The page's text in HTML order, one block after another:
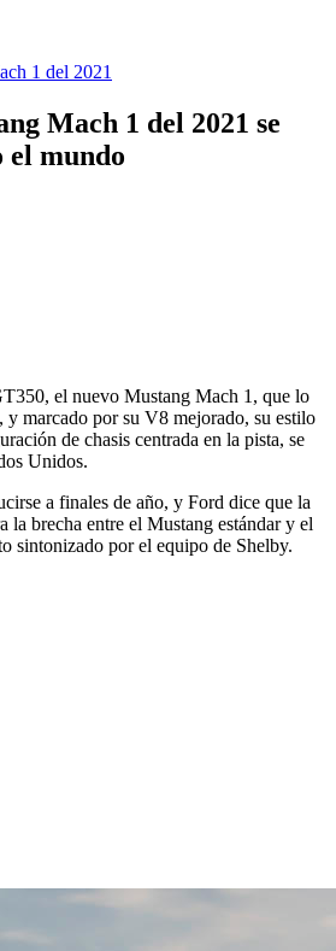
1 del 2021
Mach 1 del 2021 se
el mundo
el nuevo Mustang Mach 1, que lo
y marcado por su V8 ​​mejorado, su estilo
de chasis centrada en la pista, se
Unidos.
a finales de año, y Ford dice que la
la brecha entre el Mustang estándar y el
sintonizado por el equipo de Shelby.